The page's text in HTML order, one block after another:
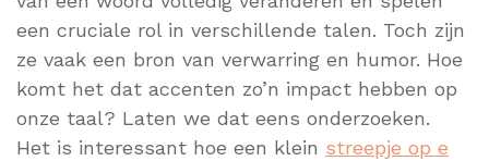
een cruciale rol in verschillende talen. Toch zijn
ze vaak een bron van verwarring en humor. Hoe
komt het dat accenten zo’n impact hebben op
onze taal? Laten we dat eens onderzoeken.
Het is interessant hoe een klein streepje op e